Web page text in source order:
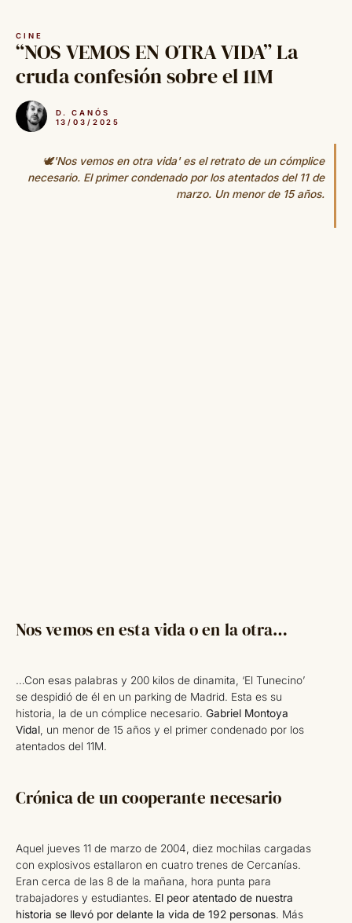
contenido
CINE
“NOS VEMOS EN OTRA VIDA” La
cruda confesión sobre el 11M
D. CANÓS
13/03/2025
🕊'Nos vemos en otra vida' es el retrato de un cómplice
necesario. El primer condenado por los atentados del 11 de
marzo. Un menor de 15 años.
Nos vemos en esta vida o en la otra…
…Con esas palabras y 200 kilos de dinamita, ‘El Tunecino’
se despidió de él en un parking de Madrid. Esta es su
historia, la de un cómplice necesario. Gabriel Montoya
Vidal, un menor de 15 años y el primer condenado por los
atentados del 11M.
Crónica de un cooperante necesario
Aquel jueves 11 de marzo de 2004, diez mochilas cargadas
con explosivos estallaron en cuatro trenes de Cercanías.
Eran cerca de las 8 de la mañana, hora punta para
trabajadores y estudiantes. El peor atentado de nuestra
historia se llevó por delante la vida de 192 personas. Más